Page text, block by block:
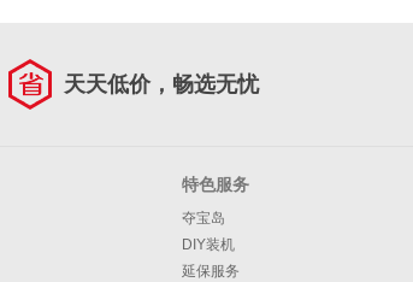
天天低价，畅选无忧
特色服务
夺宝岛
DIY装机
延保服务